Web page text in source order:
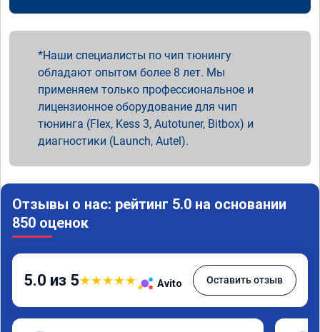
Наши специалисты по чип тюнингу
обладают опытом более 8 лет. Мы
применяем только профессиональное и
лицензионное оборудование для чип
тюнинга (Flex, Kess 3, Autotuner, Bitbox) и
диагностики (Launch, Autel).
Отзывы о нас: рейтинг 5.0 на основании
850 оценок
5.0 из 5★★★★★ Avito Оставить отзыв